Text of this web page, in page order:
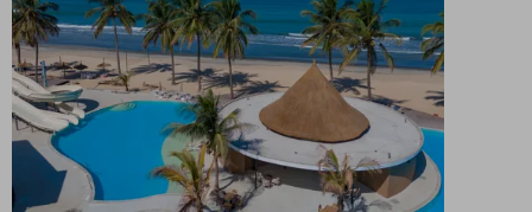
All
Inclusive
genieten